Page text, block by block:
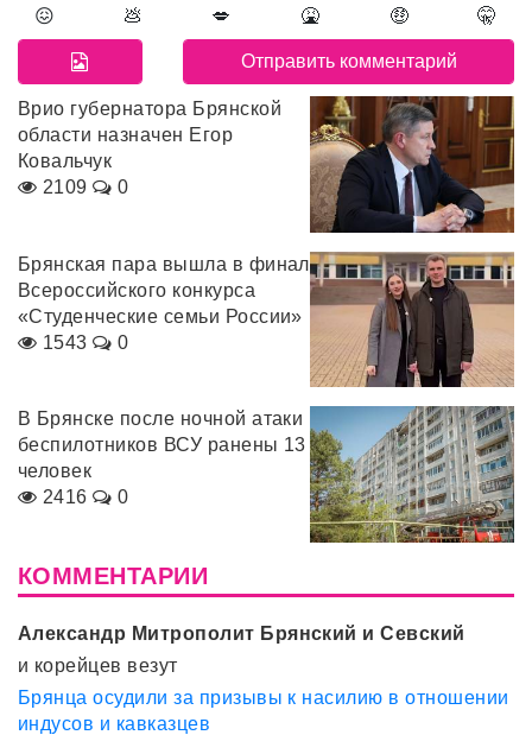
😖 💩 💋 🤮 🤑 🤫
Врио губернатора Брянской
области назначен Егор
Ковальчук
2109
0
Брянская пара вышла в финал
Всероссийского конкурса
«Студенческие семьи России»
1543
0
В Брянске после ночной атаки
беспилотников ВСУ ранены 13
человек
2416
0
КОММЕНТАРИИ
Александр Митрополит Брянский и Севский
и корейцев везут
Брянца осудили за призывы к насилию в отношении
индусов и кавказцев